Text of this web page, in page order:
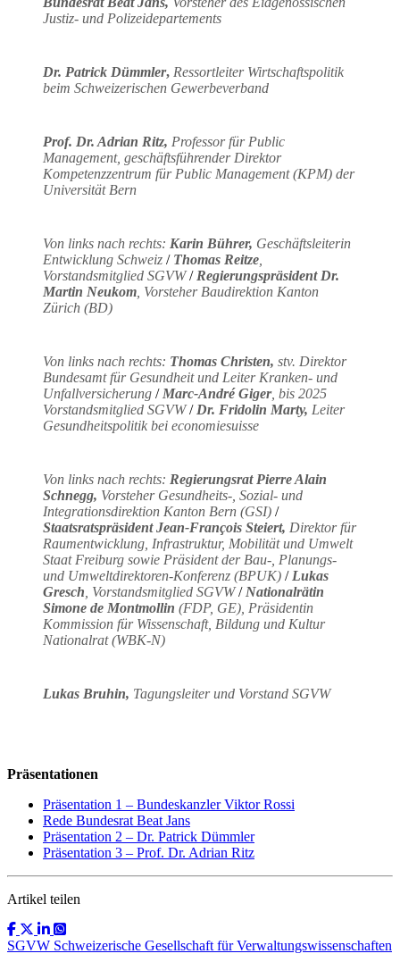
Justiz- und Polizeidepartements
Dr. Patrick Dümmler, Ressortleiter Wirtschaftspolitik
beim Schweizerischen Gewerbeverband
Prof. Dr. Adrian Ritz, Professor für Public
Management, geschäftsführender Direktor
Kompetenzzentrum für Public Management (KPM) der
Universität Bern
Von links nach rechts: Karin Bührer, Geschäftsleiterin
Entwicklung Schweiz / Thomas Reitze
Vorstandsmitglied SGVW/ Regierungspräsident Dr.
Martin Neukom , Vorsteher Baudirektion Kanton
Zürich (BD)
Von links nach rechts: Thomas Christen, stv. Direktor
Bundesamt für Gesundheit und Leiter Kranken- und
Unfallversicherung / Marc-André Giger, bis 2025
Vorstandsmitglied SGVW/ Dr. Fridolin Marty, Leiter
Gesundheitspolitik bei economiesuisse
Von links nach rechts: Regierungsrat Pierre Alain
Schnegg, Vorsteher Gesundheits-, Sozial- und
Integrationsdirektion Kanton Bern (GSI) /
Staatsratspräsident Jean-François Steiert, Direktor für
Raumentwicklung, Infrastruktur, Mobilität und Umwelt
Staat Freiburg sowie Präsident der Bau-, Planungs-
und Umweltdirektoren-Konferenz (BPUK) / Lukas
Gresch , Vorstandsmitglied SGVW/ Nationalrätin
Simone de Montmollin (FDP, GE), Präsidentin
Kommission für Wissenschaft, Bildung und Kultur
Nationalrat (WBK-N)
Lukas Bruhin, Tagungsleiter und Vorstand SGVW
Präsentationen
Präsentation 1 – Bundeskanzler Viktor Rossi
Rede Bundesrat Beat Jans
Präsentation 2 – Dr. Patrick Dümmler
Präsentation 3 – Prof. Dr. Adrian Ritz
Artikel teilen
SGVW Schweizerische Gesellschaft für Verwaltungswissenschaften